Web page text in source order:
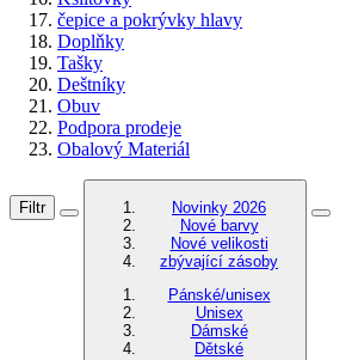
čepice a pokrývky hlavy
Doplňky
Tašky
Deštníky
Obuv
Podpora prodeje
Obalový Materiál
Filtr
Novinky 2026
Nové barvy
Nové velikosti
zbývající zásoby
Pánské/unisex
Unisex
Dámské
Dětské